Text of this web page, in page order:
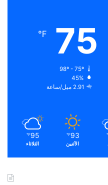
75
℉
98º - 75º
45%
2.91 ميل/ساعة
93
℉
الأثنين
95
℉
الثلاثاء